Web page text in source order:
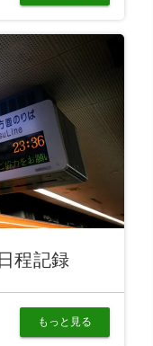
程記録
もっと見る